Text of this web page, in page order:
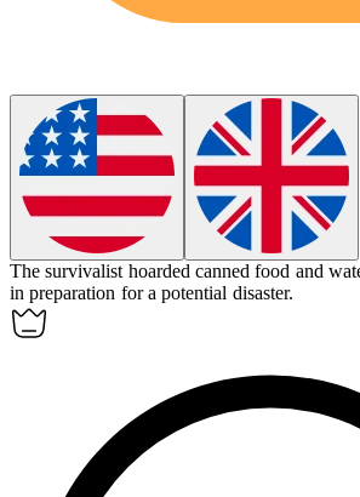
The survivalist hoarded canned food and
in preparation for a potential disaster.